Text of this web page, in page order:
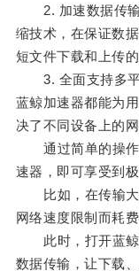
2. 加速数据传输
缩技术，在保证数
短文件下载和上传的
3. 全面支持多平
蓝鲸加速器都能为
决了不同设备上的
通过简单的操作
速器，即可享受到
比如，在传输大
网络速度限制而耗
此时，打开蓝鲸
数据传输，让下载